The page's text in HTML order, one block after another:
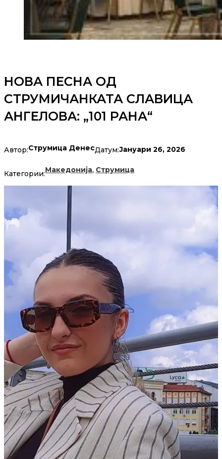
НОВА ПЕСНА ОД
СТРУМИЧАНКАТА СЛАВИЦА
АНГЕЛОВА: „101 РАНА“
Автор:Струмица ДенесДатум:Јануари 26, 2026
Категории:Македонија, Струмица